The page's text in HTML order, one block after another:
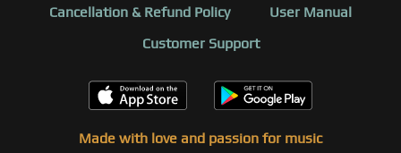
Cancellation & Refund Policy
User Manual
Customer Support
Made with love and passion for music